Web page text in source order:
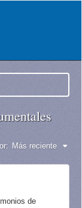
Más reciente
de